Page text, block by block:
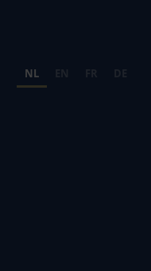
NL